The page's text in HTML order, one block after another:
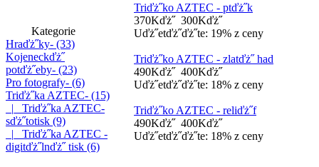
Kategorie
Hraďż˝ky- (33)
Kojeneckďż˝
potďż˝eby- (23)
Pro fotografy- (6)
Triďż˝ka AZTEC- (15)
|_ Triďż˝ka AZTEC-
sďż˝totisk (9)
|_ Triďż˝ka AZTEC -
digitďż˝lnďż˝ tisk (6)
Triďż˝ko AZTEC - ptďż˝k
370Kďż˝ 300Kďż˝
Uďż˝etďż˝ďż˝te: 19% z ceny
Triďż˝ko AZTEC - zlatďż˝ had
490Kďż˝ 400Kďż˝
Uďż˝etďż˝ďż˝te: 18% z ceny
Triďż˝ko AZTEC - reliďż˝f
490Kďż˝ 400Kďż˝
Uďż˝etďż˝ďż˝te: 18% z ceny